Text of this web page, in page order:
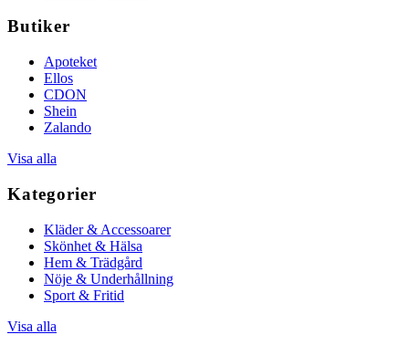
Butiker
Apoteket
Ellos
CDON
Shein
Zalando
Visa alla
Kategorier
Kläder & Accessoarer
Skönhet & Hälsa
Hem & Trädgård
Nöje & Underhållning
Sport & Fritid
Visa alla